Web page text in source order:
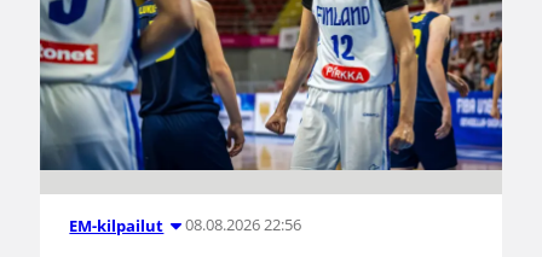
EM-kilpailut 08.08.2026 22:56